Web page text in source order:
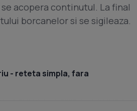
acopera continutul. La final
borcanelor si se sigileaza.
- reteta simpla, fara